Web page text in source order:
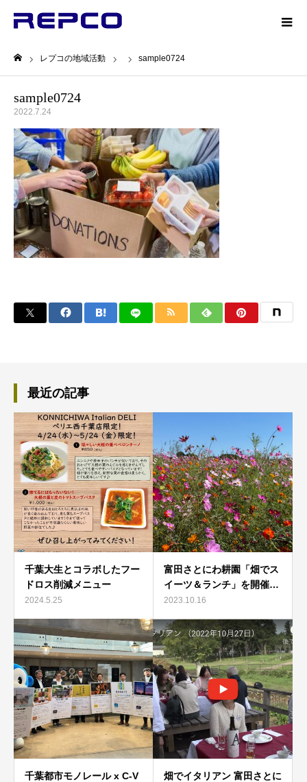
レプコの地域活動 sample0724
sample0724
2022.7.24
最近の記事
千葉大生とコラボしたフー
ドロス削減メニュー
2024.5.25
富田さとにわ耕園「畑でス
イーツ＆ランチ」を開催…
2023.10.16
千葉都市モノレール x C-V
畑でイタリアン 富田さとに